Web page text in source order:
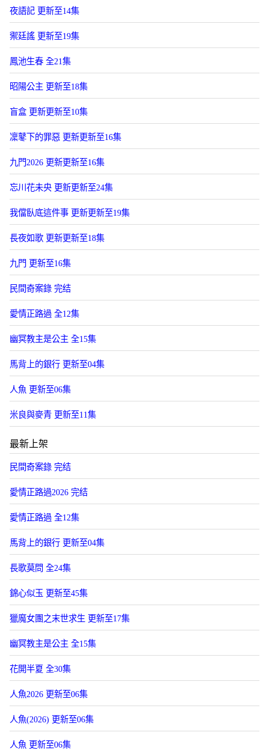
夜語記 更新至14集
禦廷謠 更新至19集
鳳池生春 全21集
昭陽公主 更新至18集
盲盒 更新更新至10集
凜鼕下的罪惡 更新更新至16集
九門2026 更新更新至16集
忘川花未央 更新更新至24集
我儅臥底這件事 更新更新至19集
長夜如歌 更新更新至18集
九門 更新至16集
民間奇案錄 完结
愛情正路過 全12集
幽冥教主是公主 全15集
馬背上的銀行 更新至04集
人魚 更新至06集
米良與麥青 更新至11集
最新上架
民間奇案錄 完结
愛情正路過2026 完结
愛情正路過 全12集
馬背上的銀行 更新至04集
長歌莫問 全24集
錦心似玉 更新至45集
獵魔女團之末世求生 更新至17集
幽冥教主是公主 全15集
花開半夏 全30集
人魚2026 更新至06集
人魚(2026) 更新至06集
人魚 更新至06集